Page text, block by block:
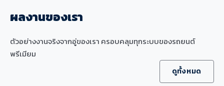
ผลงานของเรา
ตัวอย่างงานจริงจากอู่ของเรา ครอบคลุมทุกระบบของรถยนต์
พรีเมียม
ดูทั้งหมด